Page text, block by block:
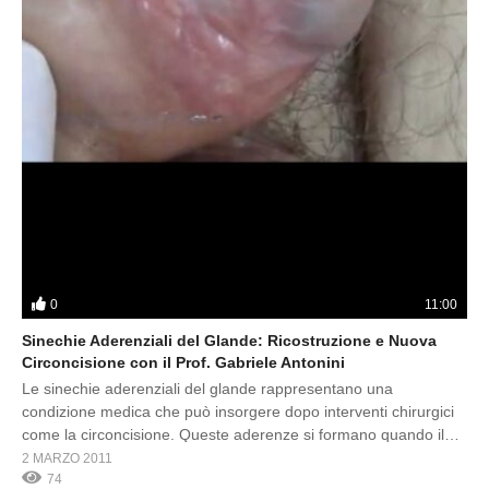
0 11:00
Sinechie Aderenziali del Glande: Ricostruzione e Nuova
Circoncisione con il Prof. Gabriele Antonini
Le sinechie aderenziali del glande rappresentano una
condizione medica che può insorgere dopo interventi chirurgici
come la circoncisione. Queste aderenze si formano quando il
tessuto cicatriziale crea una connessione anomala tra il glande
e il prepuzio residuo, limitando la mobilità della pelle e causando
2 MARZO 2011
74